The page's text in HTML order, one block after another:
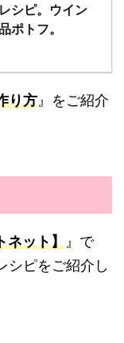
シピ。ウイン
ポトフ。
り方 』をご紹介
ネット】 』で
シピをご紹介し